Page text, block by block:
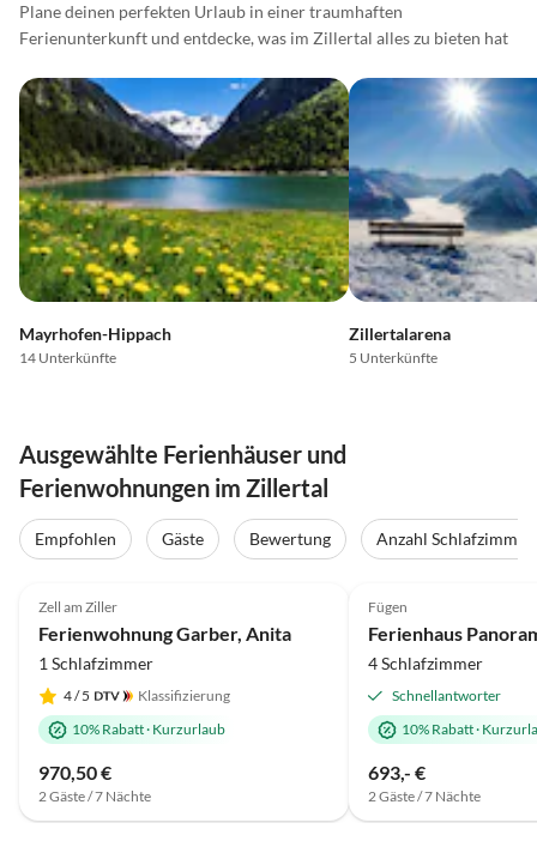
Plane deinen perfekten Urlaub in einer traumhaften
Ferienunterkunft und entdecke, was im Zillertal alles zu bieten hat
Mayrhofen-Hippach
14 Unterkünfte
Zillertalarena
5 Unterkünfte
Ausgewählte Ferienhäuser und
Ferienwohnungen im Zillertal
Empfohlen Gäste Bewertung
Anzahl Schlafzimmer
Zell am Ziller
Ferienwohnung Garber, Anita
1 Schlafzimmer
4/ 5
Klassifizierung
10% Rabatt· Kurzurlaub
970,50 €
2 Gäste / 7 Nächte
Tour
Super-Gastgeber
Fügen
Ferienhaus
4 Schlafzimmer
Schnellantworter
10% Rabatt·
693,- €
2 Gäste / 7 Nächte